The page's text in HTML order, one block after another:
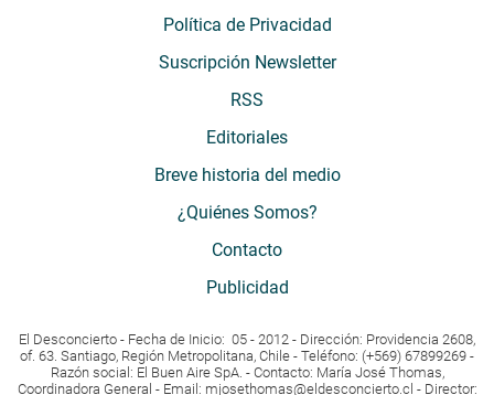
Política de Privacidad
Suscripción Newsletter
RSS
Editoriales
Breve historia del medio
¿Quiénes Somos?
Contacto
Publicidad
El Desconcierto - Fecha de Inicio: 05 - 2012 - Dirección: Providencia 2608,
of. 63. Santiago, Región Metropolitana, Chile - Teléfono: (+569) 67899269 -
Razón social: El Buen Aire SpA. - Contacto: María José Thomas,
Coordinadora General - Email: mjosethomas@eldesconcierto.cl - Director: